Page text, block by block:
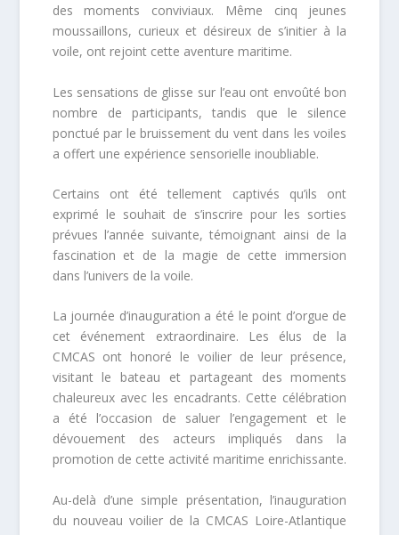
des moments conviviaux. Même cinq jeunes
moussaillons, curieux et désireux de s’initier à la
voile, ont rejoint cette aventure maritime.
Les sensations de glisse sur l’eau ont envoûté bon
nombre de participants, tandis que le silence
ponctué par le bruissement du vent dans les voiles
a offert une expérience sensorielle inoubliable.
Certains ont été tellement captivés qu’ils ont
exprimé le souhait de s’inscrire pour les sorties
prévues l’année suivante, témoignant ainsi de la
fascination et de la magie de cette immersion
dans l’univers de la voile.
La journée d’inauguration a été le point d’orgue de
cet événement extraordinaire. Les élus de la
CMCAS ont honoré le voilier de leur présence,
visitant le bateau et partageant des moments
chaleureux avec les encadrants. Cette célébration
a été l’occasion de saluer l’engagement et le
dévouement des acteurs impliqués dans la
promotion de cette activité maritime enrichissante.
Au-delà d’une simple présentation, l’inauguration
du nouveau voilier de la CMCAS Loire-Atlantique